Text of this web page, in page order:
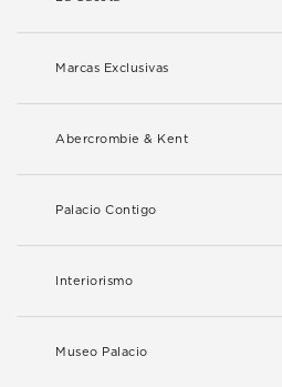
Marcas Exclusivas
Abercrombie & Kent
Palacio Contigo
Interiorismo
Museo Palacio